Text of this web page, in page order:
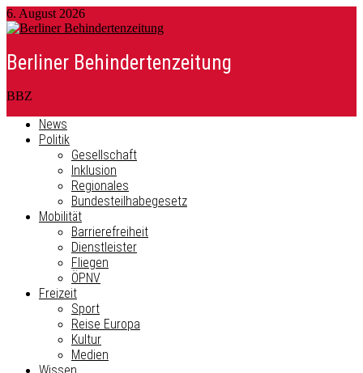
6. August 2026
Berliner Behindertenzeitung
BBZ
News
Politik
Gesellschaft
Inklusion
Regionales
Bundesteilhabegesetz
Mobilität
Barrierefreiheit
Dienstleister
Fliegen
ÖPNV
Freizeit
Sport
Reise Europa
Kultur
Medien